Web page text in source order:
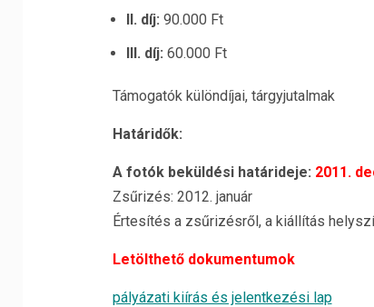
II. díj: 90.000 Ft
III. díj: 60.000 Ft
Támogatók különdíjai, tárgyjutalmak
Határidők:
A fotók beküldési határideje: 2011.
Zsűrizés: 2012. január
Értesítés a zsűrizésről, a kiállítás
Letölthető dokumentumok
pályázati kiírás és jelentkezési lap